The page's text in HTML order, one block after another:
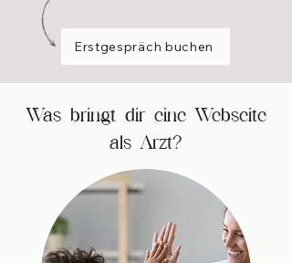
Erstgespräch buchen
Was bringt dir eine Webseite
als Arzt?